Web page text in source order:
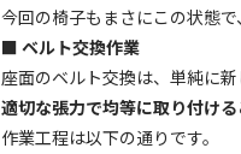
今回の椅子もまさにこの状態
■ ベルト交換作業
座面のベルト交換は、単純に
適切な張力で均等に取り付ける
作業工程は以下の通りです。